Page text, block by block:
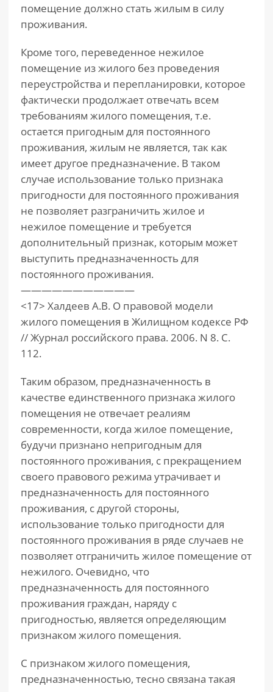
помещение должно стать жилым в силу
проживания.
Кроме того, переведенное нежилое
помещение из жилого без проведения
переустройства и перепланировки, которое
фактически продолжает отвечать всем
требованиям жилого помещения, т.е.
остается пригодным для постоянного
проживания, жилым не является, так как
имеет другое предназначение. В таком
случае использование только признака
пригодности для постоянного проживания
не позволяет разграничить жилое и
нежилое помещение и требуется
дополнительный признак, которым может
выступить предназначенность для
постоянного проживания.
———————————
<17> Халдеев А.В. О правовой модели
жилого помещения в Жилищном кодексе РФ
// Журнал российского права. 2006. N 8. С.
112.
Таким образом, предназначенность в
качестве единственного признака жилого
помещения не отвечает реалиям
современности, когда жилое помещение,
будучи признано непригодным для
постоянного проживания, с прекращением
своего правового режима утрачивает и
предназначенность для постоянного
проживания, с другой стороны,
использование только пригодности для
постоянного проживания в ряде случаев не
позволяет отграничить жилое помещение от
нежилого. Очевидно, что
предназначенность для постоянного
проживания граждан, наряду с
пригодностью, является определяющим
признаком жилого помещения.
С признаком жилого помещения,
предназначенностью, тесно связана такая